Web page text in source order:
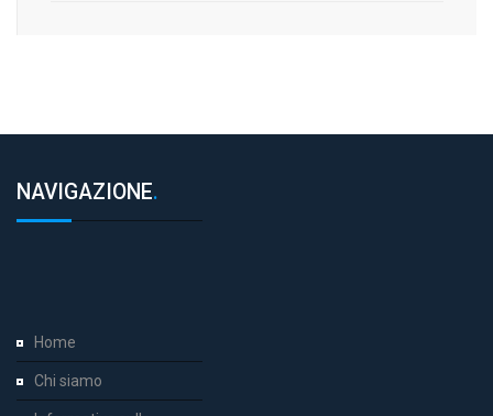
NAVIGAZIONE.
Home
Chi siamo